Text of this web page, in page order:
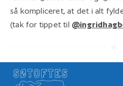
så kompliceret, at det i alt
(tak for tippet til